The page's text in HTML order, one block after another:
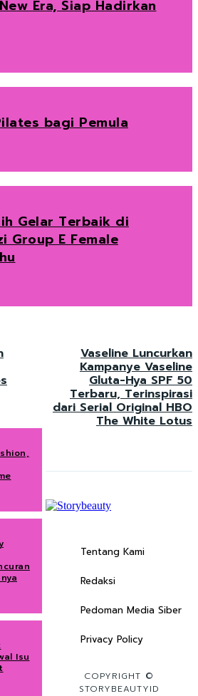
Era, Siap Hadirkan
bagi Pemula
Gelar Terbaik di
Group E Female
Vaseline Luncurkan
Kampanye Vaseline
Gluta-Hya SPF 50
Terbaru, Terinspirasi
dari Serial Original HBO
The White Lotus
Isu
Tentang Kami
Redaksi
Pedoman Media Siber
Privacy Policy
COPYRIGHT ©
STORYBEAUTYID